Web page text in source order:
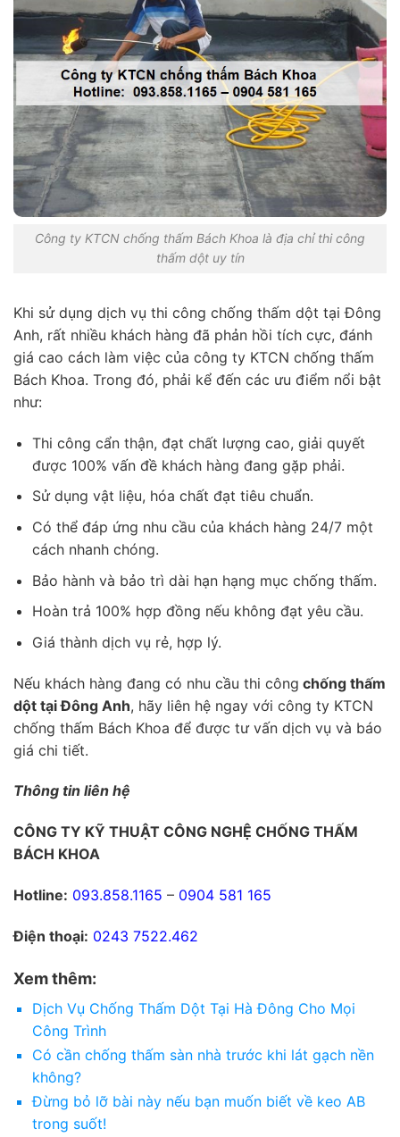
Công ty KTCN chống thấm Bách Khoa là địa chỉ thi công
thấm dột uy tín
Khi sử dụng dịch vụ thi công chống thấm dột tại Đông
Anh, rất nhiều khách hàng đã phản hồi tích cực, đánh
giá cao cách làm việc của công ty KTCN chống thấm
Bách Khoa. Trong đó, phải kể đến các ưu điểm nổi bật
như:
Thi công cẩn thận, đạt chất lượng cao, giải quyết
được 100% vấn đề khách hàng đang gặp phải.
Sử dụng vật liệu, hóa chất đạt tiêu chuẩn.
Có thể đáp ứng nhu cầu của khách hàng 24/7 một
cách nhanh chóng.
Bảo hành và bảo trì dài hạn hạng mục chống thấm.
Hoàn trả 100% hợp đồng nếu không đạt yêu cầu.
Giá thành dịch vụ rẻ, hợp lý.
Nếu khách hàng đang có nhu cầu thi công chống thấm
dột tại Đông Anh, hãy liên hệ ngay với công ty KTCN
chống thấm Bách Khoa để được tư vấn dịch vụ và báo
giá chi tiết.
Thông tin liên hệ
CÔNG TY KỸ THUẬT CÔNG NGHỆ CHỐNG THẤM
BÁCH KHOA
Hotline: 093.858.1165 – 0904 581 165
Điện thoại: 0243 7522.462
Xem thêm:
Dịch Vụ Chống Thấm Dột Tại Hà Đông Cho Mọi
Công Trình
Có cần chống thấm sàn nhà trước khi lát gạch nền
không?
Đừng bỏ lỡ bài này nếu bạn muốn biết về keo AB
trong suốt!